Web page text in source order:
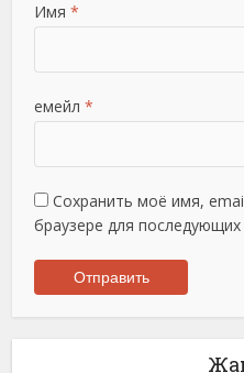
Имя *
емейл *
Сохранить моё имя,
браузере для